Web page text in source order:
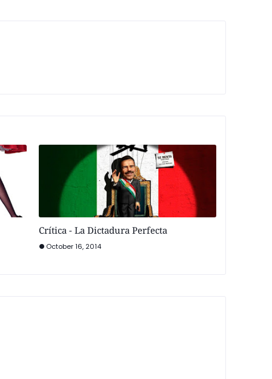
Crítica - La Dictadura Perfecta
October 16, 2014